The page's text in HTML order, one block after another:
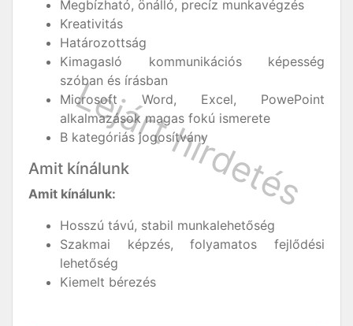
Megbízható, önálló, precíz munkavégzés
Kreativitás
Határozottság
Kimagasló kommunikációs képesség
szóban és írásban
Microsoft Word, Excel, PowePoint
alkalmazások magas fokú ismerete
B kategóriás jogosítvány
Amit kínálunk
Amit kínálunk:
Hosszú távú, stabil munkalehetőség
Szakmai képzés, folyamatos fejlődési
lehetőség
Kiemelt bérezés